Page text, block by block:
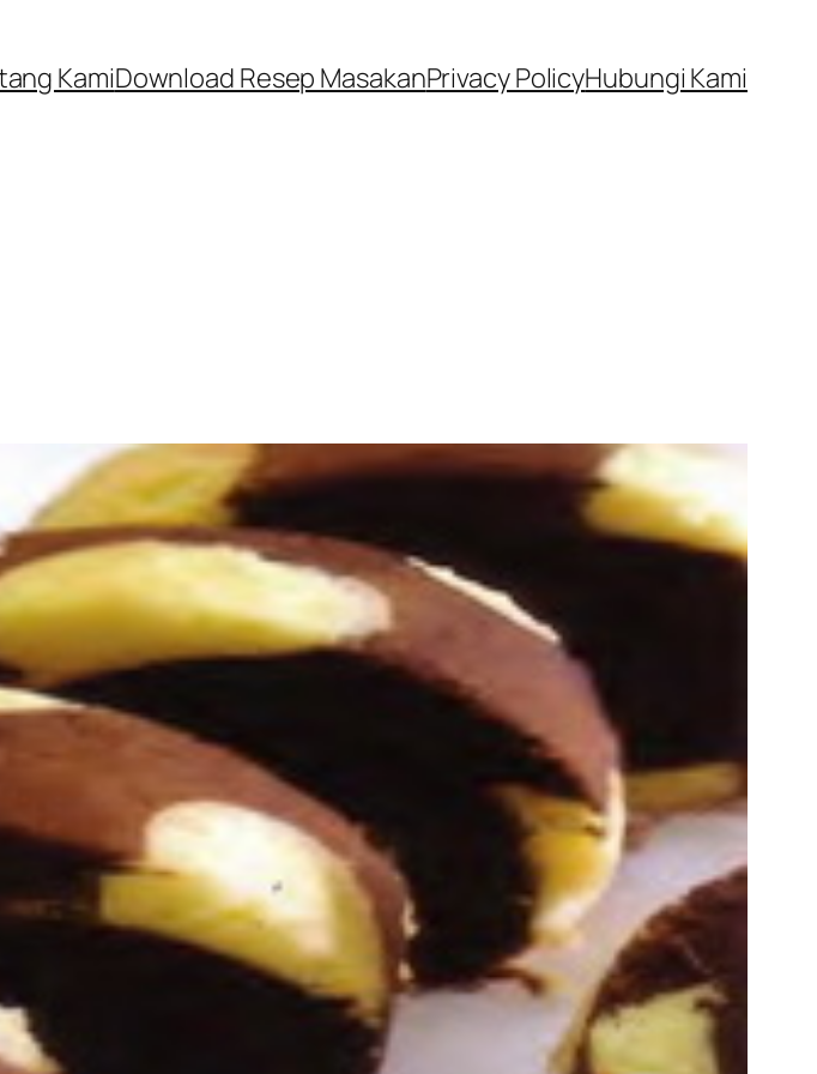
KamiDownload Resep MasakanPrivacy PolicyHubungi Kami